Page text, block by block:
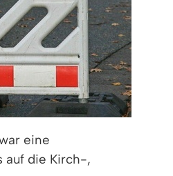
eine
auf die Kirch-,